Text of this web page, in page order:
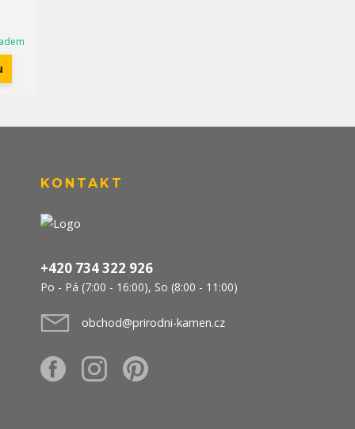
KONTAKT
+420 734 322 926
Po - Pá (7:00 - 16:00), So (8:00 - 11:00)
obchod@prirodni-kamen.cz